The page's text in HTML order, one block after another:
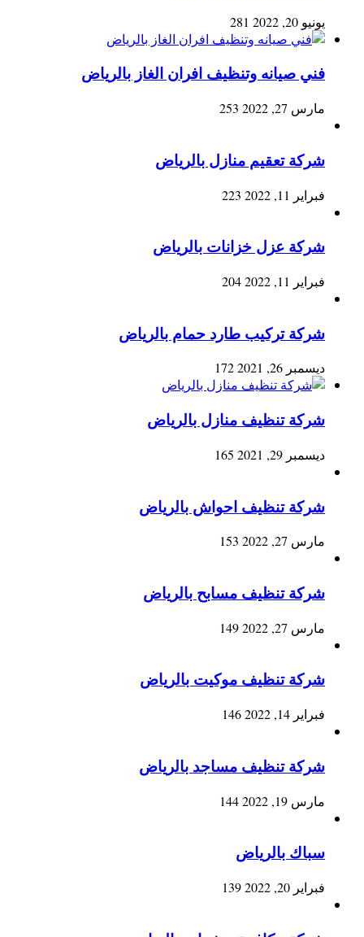
يونيو 20, 2022 281
فني صيانه وتنظيف افران الغاز بالرياض
مارس 27, 2022 253
شركة تعقيم منازل بالرياض
فبراير 11, 2022 223
شركة عزل خزانات بالرياض
فبراير 11, 2022 204
شركة تركيب طارد حمام بالرياض
ديسمبر 26, 2021 172
شركة تنظيف منازل بالرياض
ديسمبر 29, 2021 165
شركة تنظيف احواش بالرياض
مارس 27, 2022 153
شركة تنظيف مسابح بالرياض
مارس 27, 2022 149
شركة تنظيف موكيت بالرياض
فبراير 14, 2022 146
شركة تنظيف مساجد بالرياض
مارس 19, 2022 144
سباك بالرياض
فبراير 20, 2022 139